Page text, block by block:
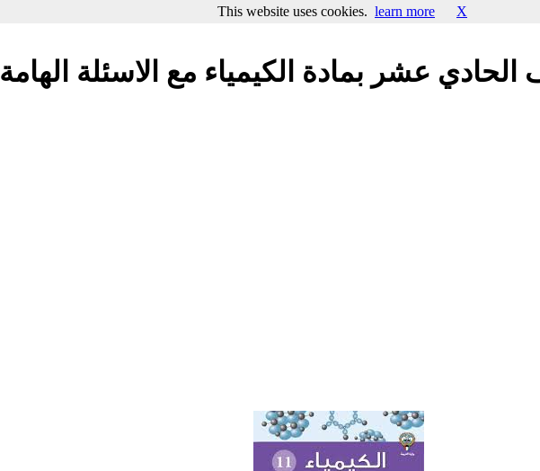
عشر بمادة الكيمياء مع الاسئلة الهامة
This website uses cookies. learn more X